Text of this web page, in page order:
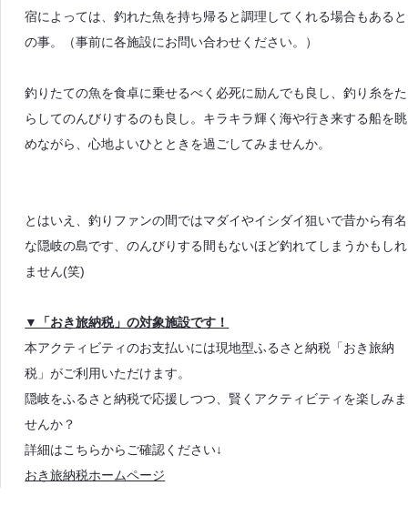
宿によっては、釣れた魚を持ち帰ると調理してくれる場合もあると
の事。（事前に各施設にお問い合わせください。）
釣りたての魚を食卓に乗せるべく必死に励んでも良し、釣り糸をた
らしてのんびりするのも良し。キラキラ輝く海や行き来する船を眺
めながら、心地よいひとときを過ごしてみませんか。
とはいえ、釣りファンの間ではマダイやイシダイ狙いで昔から有名
な隠岐の島です、のんびりする間もないほど釣れてしまうかもしれ
ません(笑)
▼「おき旅納税」の対象施設です！
本アクティビティのお支払いには現地型ふるさと納税「おき旅納
税」がご利用いただけます。
隠岐をふるさと納税で応援しつつ、賢くアクティビティを楽しみま
せんか？
詳細はこちらからご確認ください↓
おき旅納税ホームページ